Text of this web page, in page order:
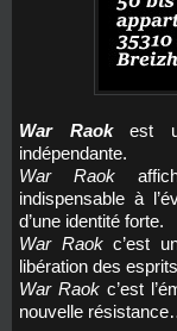
War Raokest
indépendante.
War Raok
indispensable à
d’une identité forte.
War Raokc’est
libération des
War Raok c’est
nouvelle